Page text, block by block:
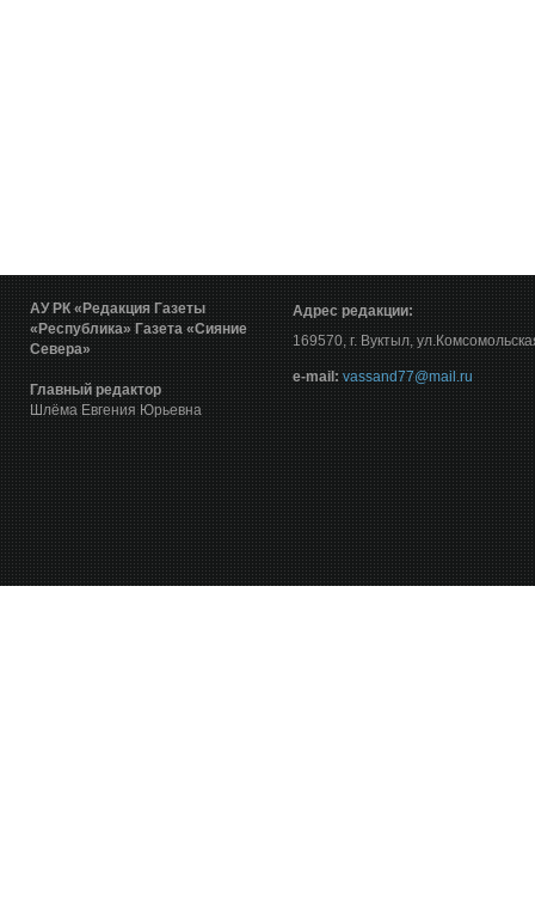
АУ РК «Редакция Газеты
«Республика» Газета «Сияние
Севера»
Главный редактор
Шлёма Евгения Юрьевна
Адрес редакции:
169570, г. Вуктыл,
е-mail: vassand77@mail.ru